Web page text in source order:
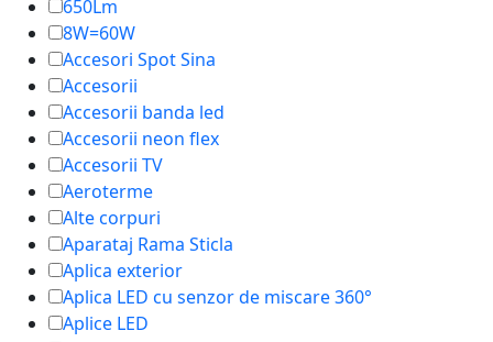
650Lm
8W=60W
Accesori Spot Sina
Accesorii
Accesorii banda led
Accesorii neon flex
Accesorii TV
Aeroterme
Alte corpuri
Aparataj Rama Sticla
Aplica exterior
Aplica LED cu senzor de miscare 360°
Aplice LED